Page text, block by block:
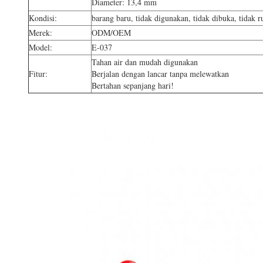
Kondisi:
barang baru, tidak digunakan, tidak dibuka, tidak
Merek:
ODM/OEM
Model:
E-037
Fitur:
Tahan air dan mudah digunakan
Berjalan dengan lancar tanpa melewatkan
Bertahan sepanjang hari!